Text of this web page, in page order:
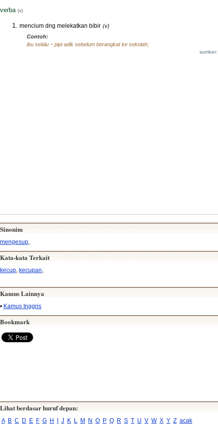
verba (v)
mencium dng melekatkan bibir (v)
Contoh:
ibu selalu ~ pipi adik sebelum berangkat ke sekolah;
Sinonim
mengesup
Kata-kata Terkait
kecup, kecupan,
Kamus Lainnya
• Kamus Inggris
Bookmark
Lihat berdasar huruf depan:
A B C D E F G H I J K L M N O P Q R S T U V W X Y Z acak